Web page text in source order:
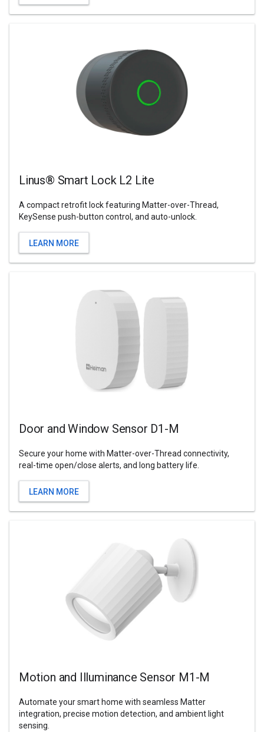
Linus® Smart Lock L2 Lite
A compact retrofit lock featuring Matter-over-Thread,
KeySense push-button control, and auto-unlock.
LEARN MORE
Door and Window Sensor D1-M
Secure your home with Matter-over-Thread connectivity,
real-time open/close alerts, and long battery life.
LEARN MORE
Motion and Illuminance Sensor M1-M
Automate your smart home with seamless Matter
integration, precise motion detection, and ambient light
sensing.